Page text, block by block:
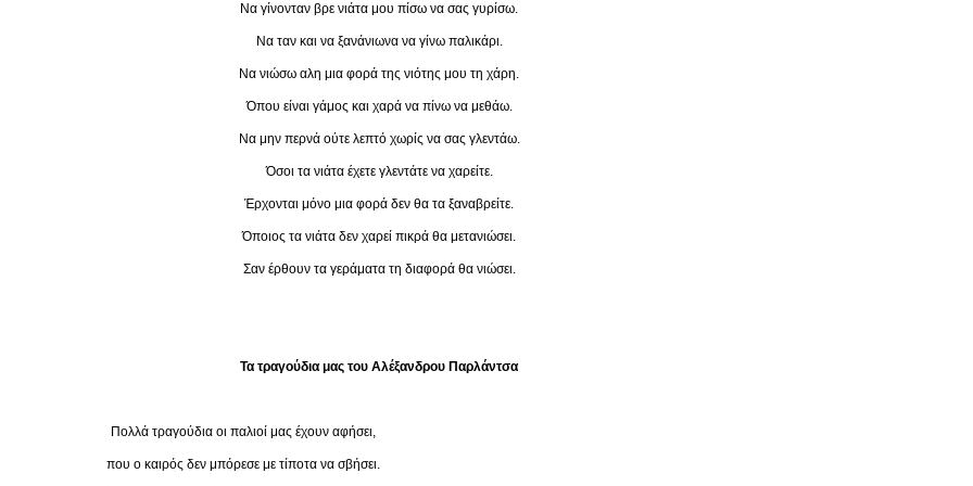
Να γίνονταν βρε νιάτα μου πίσω να σας γυρίσω.
Να ταν και να ξανάνιωνα να γίνω παλικάρι.
Να νιώσω αλη μια φορά της νιότης μου τη χάρη.
Όπου είναι γάμος και χαρά να πίνω να μεθάω.
Να μην περνά ούτε λεπτό χωρίς να σας γλεντάω.
Όσοι τα νιάτα έχετε γλεντάτε να χαρείτε.
Έρχονται μόνο μια φορά δεν θα τα ξαναβρείτε.
Όποιος τα νιάτα δεν χαρεί πικρά θα μετανιώσει.
Σαν έρθουν τα γεράματα τη διαφορά θα νιώσει.
Τα τραγούδια μας του Αλέξανδρου Παρλάντσα
Πολλά τραγούδια οι παλιοί μας έχουν αφήσει,
που ο καιρός δεν μπόρεσε με τίποτα να σβήσει.